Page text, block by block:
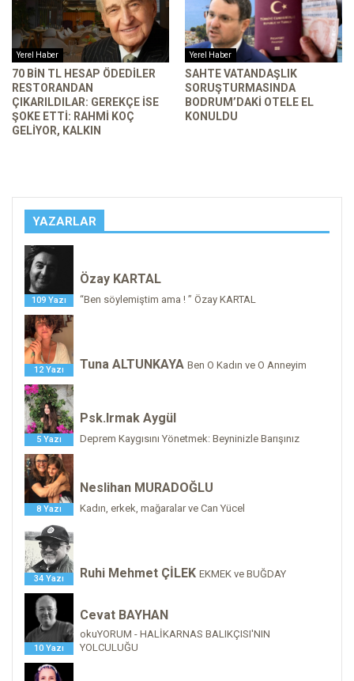
Yerel Haber
70 BIN TL HESAP ÖDEDILER
RESTORANDAN
ÇIKARILDILAR: GEREKÇE ISE
ŞOKE ETTI: RAHMI KOÇ
GELIYOR, KALKIN
Yerel Haber
SAHTE VATANDAŞLIK
SORUŞTURMASINDA
BODRUM’DAKI OTELE EL
KONULDU
YAZARLAR
109 Yazı
Özay KARTAL
“Ben söylemiştim ama ! ” Özay KARTAL
12 Yazı Tuna ALTUNKAYA Ben O Kadın ve O Anneyim
5 Yazı
Psk.Irmak Aygül
Deprem Kaygısını Yönetmek: Beyninizle Barışınız
8 Yazı
Neslihan MURADOĞLU
Kadın, erkek, mağaralar ve Can Yücel
34 Yazı Ruhi Mehmet ÇİLEK EKMEK ve BUĞDAY
10 Yazı
Cevat BAYHAN
okuYORUM - HALİKARNAS BALIKÇISI'NIN
YOLCULUĞU